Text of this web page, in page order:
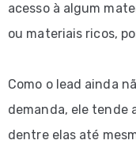
acesso à algum
ou materiais ricos,
Como o lead ainda
demanda, ele tende
dentre elas até